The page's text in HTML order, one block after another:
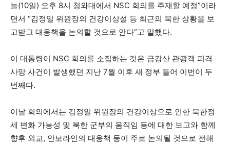
늘(10일) 오후 8시 청와대에서 NSC 회의를 주재할 예정”이라
면서 “김정일 위원장의 건강이상설 등 최근의 북한 상황을 보
고받고 대응책을 논의할 것으로 안다”고 말했다.
이 대통령이 NSC 회의를 소집하는 것은 금강산 관광객 피격
사망 사건이 발생했던 지난 7월 이후 새 정부 들어 이번이 두
번째다.
이날 회의에서는 김정일 위원장의 건강이상으로 인한 북한정
세 변화 가능성 및 북한 군부의 움직임 등에 대한 보고와 함께
향후 외교, 안보라인의 대응책 등이 주로 논의될 것으로 전해